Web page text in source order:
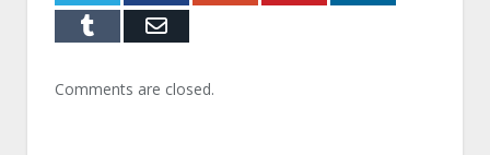
TumblrEmail
Comments are closed.